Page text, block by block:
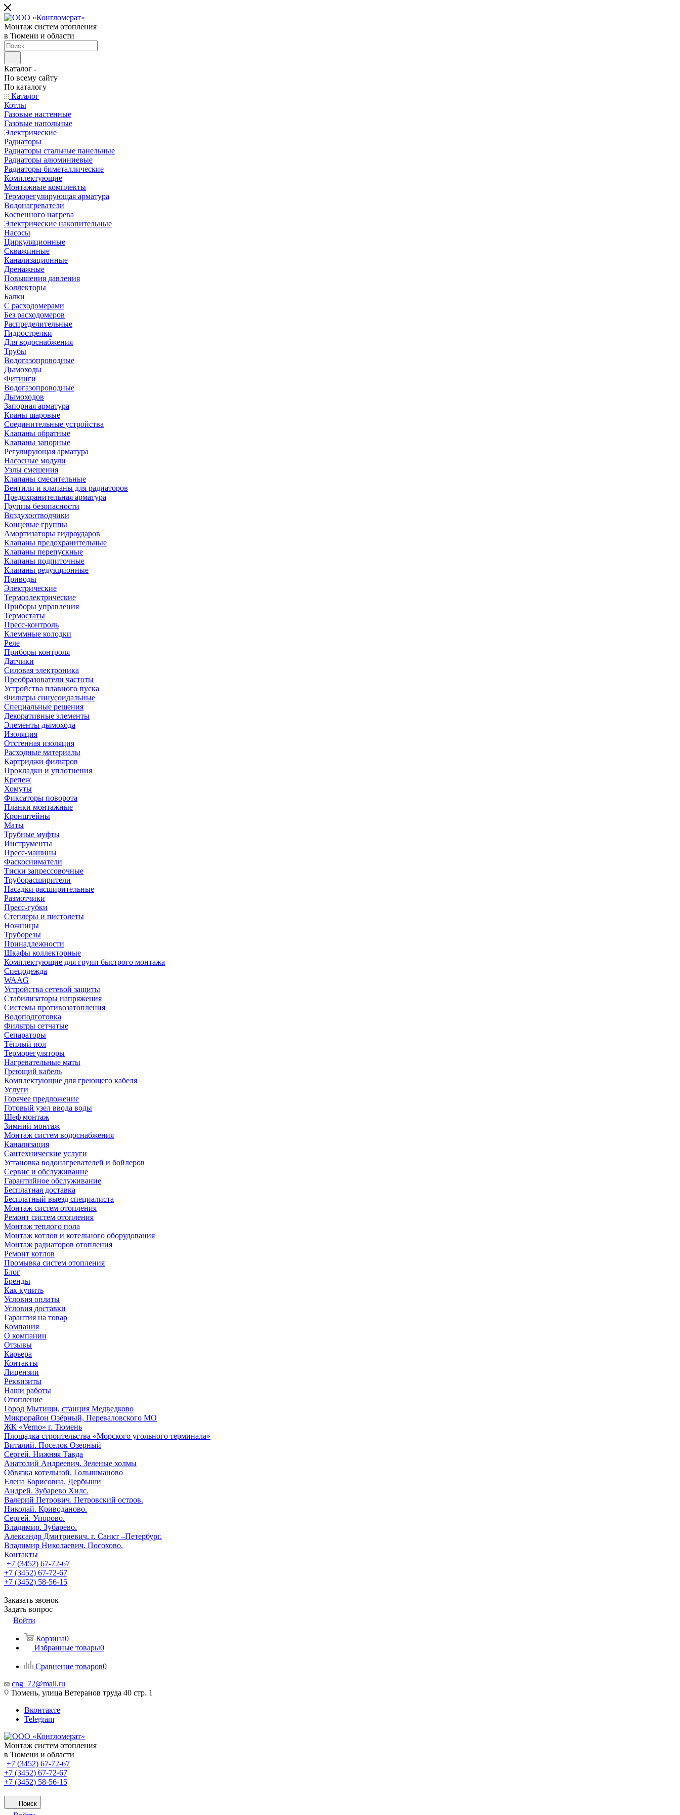
Монтаж систем отопления
в Тюмени и области
Каталог
По всему сайту
По каталогу
Каталог
Котлы
Газовые настенные
Газовые напольные
Электрические
Радиаторы
Радиаторы стальные панельные
Радиаторы алюминиевые
Радиаторы биметаллические
Комплектующие
Монтажные комплекты
Терморегулирующая арматура
Водонагреватели
Косвенного нагрева
Электрические накопительные
Насосы
Циркуляционные
Скважинные
Канализационные
Дренажные
Повышения давления
Коллекторы
Балки
С расходомерами
Без расходомеров
Распределительные
Гидрострелки
Для водоснабжения
Трубы
Водогазопроводные
Дымоходы
Фитинги
Водогазопроводные
Дымоходов
Запорная арматура
Краны шаровые
Соединительные устройства
Клапаны обратные
Клапаны запорные
Регулирующая арматура
Насосные модули
Узлы смешения
Клапаны смесительные
Вентили и клапаны для радиаторов
Предохранительная арматура
Группы безопасности
Воздухоотводчики
Концевые группы
Амортизаторы гидроударов
Клапаны предохранительные
Клапаны перепускные
Клапаны подпиточные
Клапаны редукционные
Приводы
Электрические
Термоэлектрические
Приборы управления
Термостаты
Пресс-контроль
Клеммные колодки
Реле
Приборы контроля
Датчики
Силовая электроника
Преобразователи частоты
Устройства плавного пуска
Фильтры синусоидальные
Специальные решения
Декоративные элементы
Элементы дымохода
Изоляция
Отстенная изоляция
Расходные материалы
Картриджи фильтров
Прокладки и уплотнения
Крепеж
Хомуты
Фиксаторы поворота
Планки монтажные
Кронштейны
Маты
Трубные муфты
Инструменты
Пресс-машины
Фаскосниматели
Тиски запрессовочные
Труборасширители
Насадки расширительные
Размотчики
Пресс-губки
Степлеры и пистолеты
Ножницы
Труборезы
Принадлежности
Шкафы коллекторные
Комплектующие для групп быстрого монтажа
Спецодежда
WAAG
Устройства сетевой защиты
Стабилизаторы напряжения
Системы противозатопления
Водоподготовка
Фильтры сетчатые
Сепараторы
Тёплый пол
Терморегуляторы
Нагревательные маты
Греющий кабель
Комплектующие для греющего кабеля
Услуги
Горячее предложение
Готовый узел ввода воды
Шеф монтаж
Зимний монтаж
Монтаж систем водоснабжения
Канализация
Сантехнические услуги
Установка водонагревателей и бойлеров
Сервис и обслуживание
Гарантийное обслуживание
Бесплатная доставка
Бесплатный выезд специалиста
Монтаж систем отопления
Ремонт систем отопления
Монтаж теплого пола
Монтаж котлов и котельного оборудования
Монтаж радиаторов отопления
Ремонт котлов
Промывка систем отопления
Блог
Бренды
Как купить
Условия оплаты
Условия доставки
Гарантия на товар
Компания
О компании
Отзывы
Карьера
Контакты
Лицензии
Реквизиты
Наши работы
Отопление
Город Мытищи, станция Медведково
Микрорайон Озёрный, Переваловского МО
ЖК «Verno» г. Тюмень
Площадка строительства «Морского угольного терминала»
Виталий. Поселок Озерный
Сергей. Нижняя Тавда
Анатолий Андреевич. Зеленые холмы
Обвязка котельной. Голышманово
Елена Борисовна. Дербыши
Андрей. Зубарево Хилс.
Валерий Петрович. Петровский остров.
Николай. Криводаново.
Сергей. Упорово.
Владимир. Зубарево.
Александр Дмитриевич. г. Санкт –Петербург.
Владимир Николаевич. Посохово.
Контакты
+7 (3452) 67-72-67
+7 (3452) 67-72-67
+7 (3452) 58-56-15
Заказать звонок
Задать вопрос
Войти
Корзина0
Избранные товары0
Сравнение товаров0
cng_72@mail.ru
Тюмень, улица Ветеранов труда 40 стр. 1
Вконтакте
Telegram
Монтаж систем отопления
в Тюмени и области
+7 (3452) 67-72-67
+7 (3452) 67-72-67
+7 (3452) 58-56-15
Поиск